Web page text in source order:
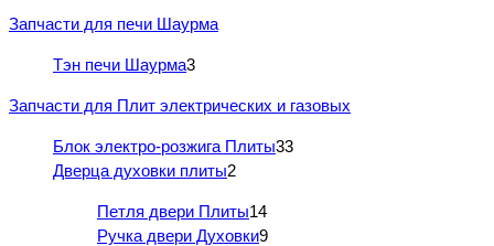
Запчасти для печи Шаурма
Тэн печи Шаурма3
Запчасти для Плит электрических и газовых
Блок электро-розжига Плиты33
Дверца духовки плиты2
Петля двери Плиты14
Ручка двери Духовки9